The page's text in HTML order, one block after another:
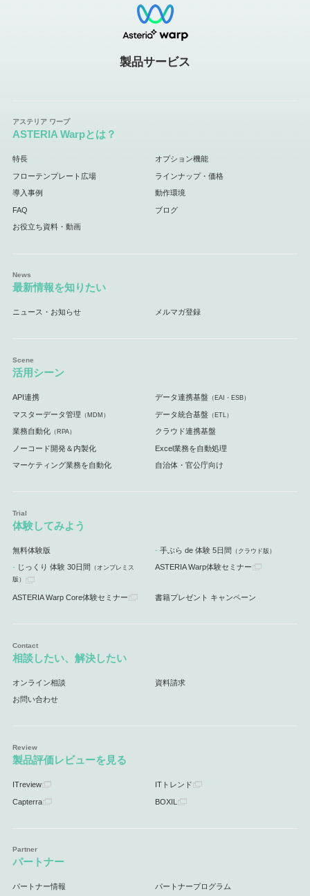
製品サービス
ASTERIA Warpとは？
特長 オプション機能
フローテンプレート広場 ラインナップ・価格
導入事例 動作環境
FAQ ブログ
お役立ち資料・動画
最新情報を知りたい
ニュース・お知らせ メルマガ登録
活用シーン
API連携 データ連携基盤 （EAI・ESB）
マスターデータ管理 （MDM） データ統合基盤 （ETL）
業務自動化（RPA） クラウド連携基盤
ノーコード開発＆内製化 Excel業務を自動処理
マーケティング業務を自動化 自治体・官公庁向け
体験してみよう
無料体験版 手ぶら de 体験 5日間 （クラウド版）
じっくり 体験 30日間 （オンプレミス
版）
ASTERIA Warp体験セミナー
ASTERIA Warp Core体験セミナー 書籍プレゼント キャンペーン
相談したい、解決したい
オンライン相談 資料請求
お問い合わせ
製品評価レビューを見る
ITreview ITトレンド
Capterra BOXIL
パートナー
パートナー情報 パートナープログラム